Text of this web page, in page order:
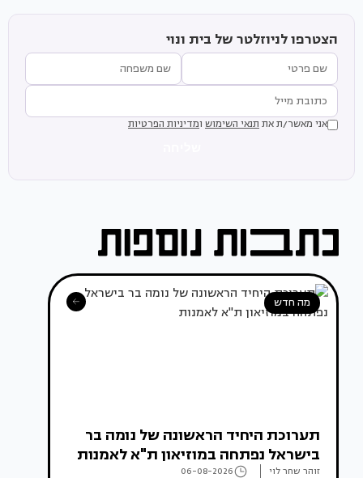
הצטרפו לניוזלטר של בית ונוי
אני מאשר/ת את תנאי השימוש ומדיניות הפרטיות
מה חדש
תערוכת היחיד הראשונה של נומה בר
בישראל נפתחה במוזיאון ת"א לאמנות
זוהר שחר לוי 06-08-2026